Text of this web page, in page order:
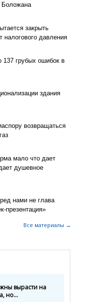
Боложана
закрыть
давления
грубых ошибок в
здания
возвращаться
мало что дает
душевное
нами не глава
презентация»
Все материалы →
вырасти на
но...